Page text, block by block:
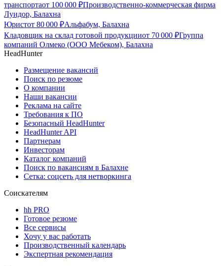
транспортаот 100 000 ₽Производственно-коммерческая фирма
Луидор, Балахна
Юристот 80 000 ₽Альфабум, Балахна
Кладовщик на склад готовой продукцииот 70 000 ₽Группа
компаний Олмеко (ООО Мебеком), Балахна
HeadHunter
Размещение вакансий
Поиск по резюме
О компании
Наши вакансии
Реклама на сайте
Требования к ПО
Безопасный HeadHunter
HeadHunter API
Партнерам
Инвесторам
Каталог компаний
Поиск по вакансиям в Балахне
Сетка: соцсеть для нетворкинга
Соискателям
hh PRO
Готовое резюме
Все сервисы
Хочу у вас работать
Производственный календарь
Экспертная рекомендация